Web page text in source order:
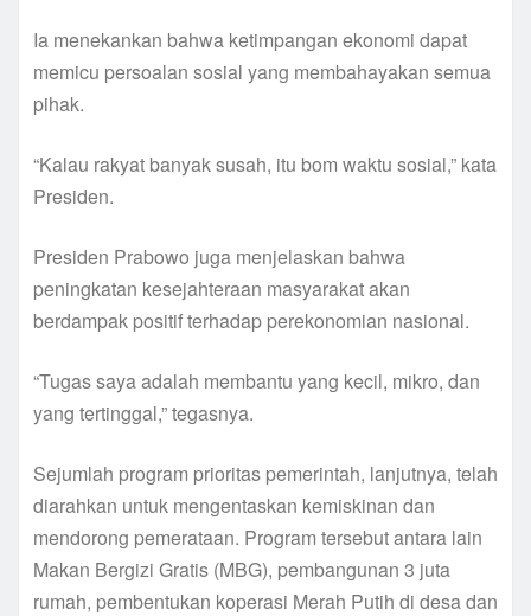
Ia menekankan bahwa ketimpangan ekonomi dapat
memicu persoalan sosial yang membahayakan semua
pihak.
“Kalau rakyat banyak susah, itu bom waktu sosial,” kata
Presiden.
Presiden Prabowo juga menjelaskan bahwa
peningkatan kesejahteraan masyarakat akan
berdampak positif terhadap perekonomian nasional.
“Tugas saya adalah membantu yang kecil, mikro, dan
yang tertinggal,” tegasnya.
Sejumlah program prioritas pemerintah, lanjutnya, telah
diarahkan untuk mengentaskan kemiskinan dan
mendorong pemerataan. Program tersebut antara lain
Makan Bergizi Gratis (MBG), pembangunan 3 juta
rumah, pembentukan koperasi Merah Putih di desa dan